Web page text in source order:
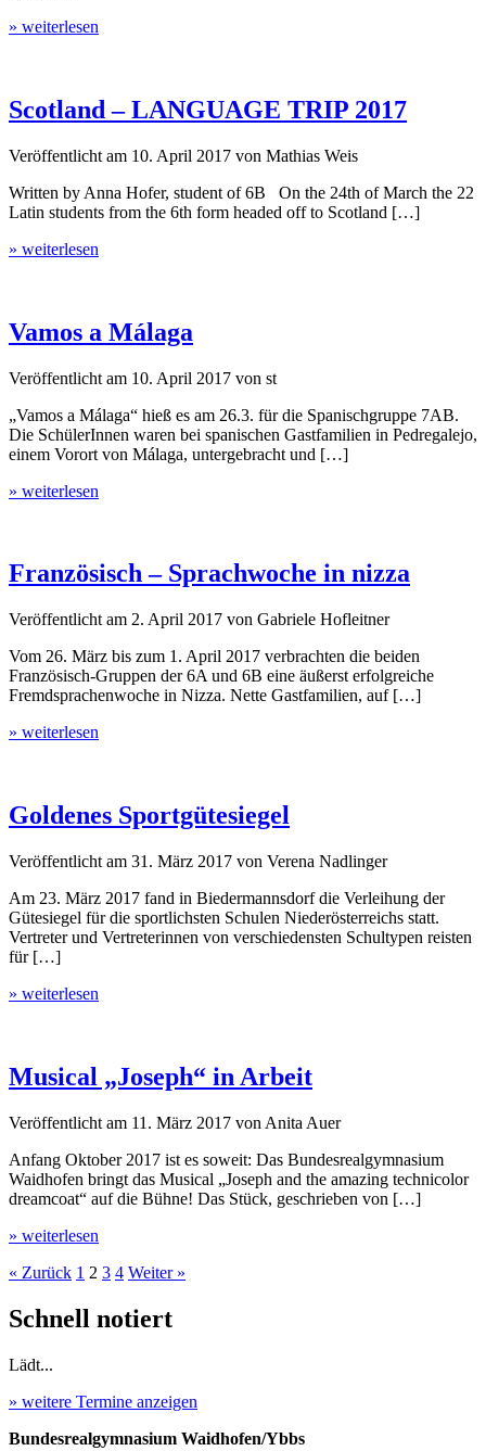
» weiterlesen
Scotland – LANGUAGE TRIP 2017
Veröffentlicht am 10. April 2017 von Mathias Weis
Written by Anna Hofer, student of 6B On the 24th of March the 22
Latin students from the 6th form headed off to Scotland […]
» weiterlesen
Vamos a Málaga
Veröffentlicht am 10. April 2017 von st
„Vamos a Málaga“ hieß es am 26.3. für die Spanischgruppe 7AB.
Die SchülerInnen waren bei spanischen Gastfamilien in Pedregalejo,
einem Vorort von Málaga, untergebracht und […]
» weiterlesen
Französisch – Sprachwoche in nizza
Veröffentlicht am 2. April 2017 von Gabriele Hofleitner
Vom 26. März bis zum 1. April 2017 verbrachten die beiden
Französisch-Gruppen der 6A und 6B eine äußerst erfolgreiche
Fremdsprachenwoche in Nizza. Nette Gastfamilien, auf […]
» weiterlesen
Goldenes Sportgütesiegel
Veröffentlicht am 31. März 2017 von Verena Nadlinger
Am 23. März 2017 fand in Biedermannsdorf die Verleihung der
Gütesiegel für die sportlichsten Schulen Niederösterreichs statt.
Vertreter und Vertreterinnen von verschiedensten Schultypen reisten
für […]
» weiterlesen
Musical „Joseph“ in Arbeit
Veröffentlicht am 11. März 2017 von Anita Auer
Anfang Oktober 2017 ist es soweit: Das Bundesrealgymnasium
Waidhofen bringt das Musical „Joseph and the amazing technicolor
dreamcoat“ auf die Bühne! Das Stück, geschrieben von […]
» weiterlesen
« Zurück 1 2 3 4 Weiter »
Schnell notiert
Lädt...
» weitere Termine anzeigen
Bundesrealgymnasium Waidhofen/Ybbs